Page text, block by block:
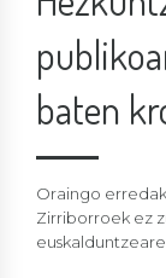
baten
Oraingo
Zirriborroek ez